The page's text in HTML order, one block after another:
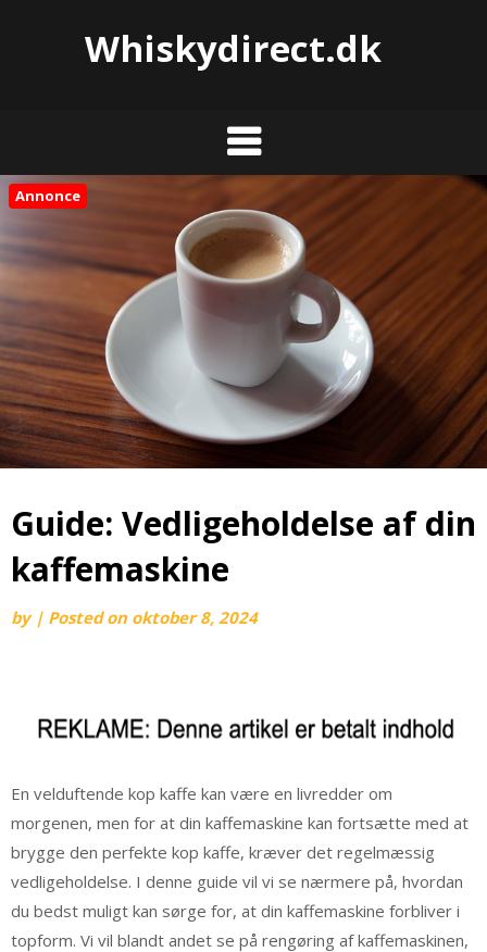
Whiskydirect.dk
Annonce
Guide: Vedligeholdelse af din
kaffemaskine
by | Posted on oktober 8, 2024
En velduftende kop kaffe kan være en livredder om
morgenen, men for at din kaffemaskine kan fortsætte med at
brygge den perfekte kop kaffe, kræver det regelmæssig
vedligeholdelse. I denne guide vil vi se nærmere på, hvordan
du bedst muligt kan sørge for, at din kaffemaskine forbliver i
topform. Vi vil blandt andet se på rengøring af kaffemaskinen,